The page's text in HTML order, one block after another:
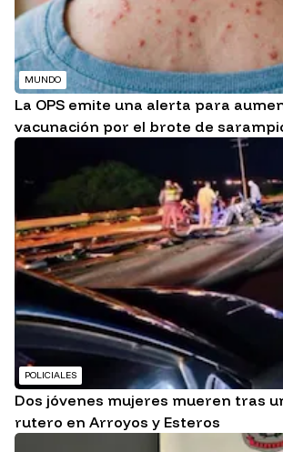
MUNDO
La OPS emite una alerta para
vacunación por el brote de
POLICIALES
Dos jóvenes mujeres mueren tras
rutero en Arroyos y Esteros